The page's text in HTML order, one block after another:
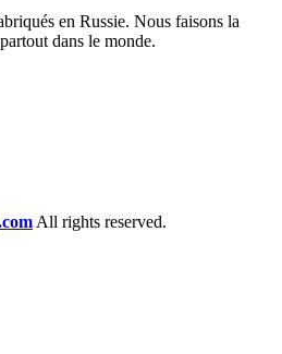
en Russie. Nous faisons la
dans le monde.
All rights reserved.